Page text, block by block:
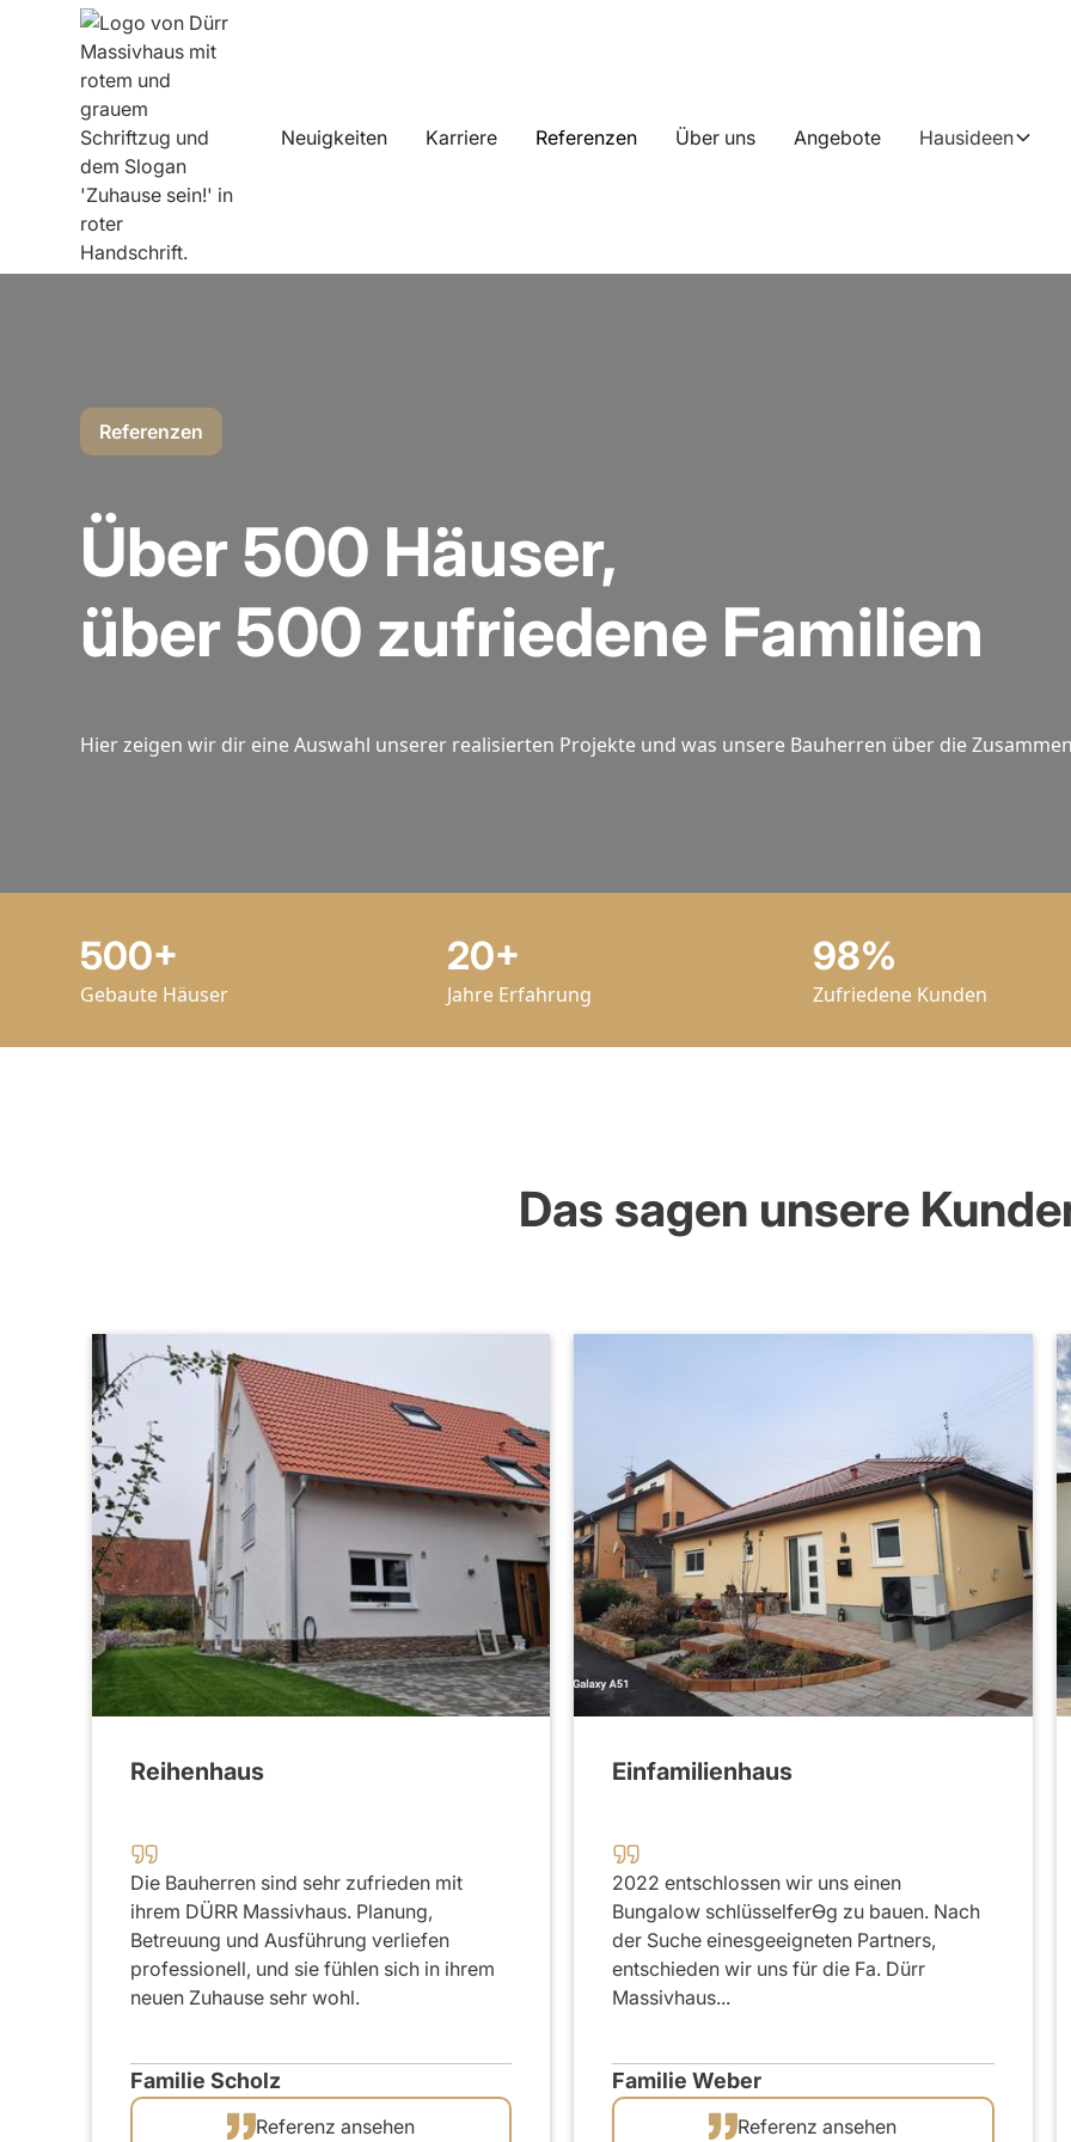
Neuigkeiten Karriere Referenzen Über uns Angebote Hausideen
Referenzen
Über 500 Häuser,
über 500 zufriedene Familien
Hier zeigen wir dir eine Auswahl unserer realisierten Projekte und was unsere Bauherren über die
500+
Gebaute Häuser
20+
Jahre Erfahrung
98%
Zufriedene Kunden
Das sagen unsere
Reihenhaus
Die Bauherren sind sehr zufrieden mit
ihrem DÜRR Massivhaus. Planung,
Betreuung und Ausführung verliefen
professionell, und sie fühlen sich in ihrem
neuen Zuhause sehr wohl.
Familie Scholz
Referenz ansehen
Einfamilienhaus
2022 entschlossen wir uns einen
Bungalow schlüsselferƟg zu bauen. Nach
der Suche einesgeeigneten Partners,
entschieden wir uns für die Fa. Dürr
Massivhaus...
Familie Weber
Referenz ansehen